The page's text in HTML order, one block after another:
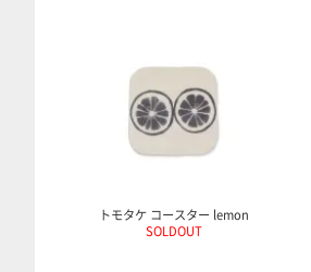
トモタケ コースター lemon
SOLDOUT